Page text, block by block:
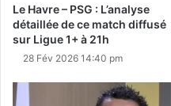
Le Havre – PSG : L’analyse
détaillée de ce match diffusé
sur Ligue 1+ à 21h
28 Fév 2026 14:40 pm